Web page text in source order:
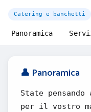
Catering e banchetti
Panoramica
👤 Panoramica
State
per il vostro